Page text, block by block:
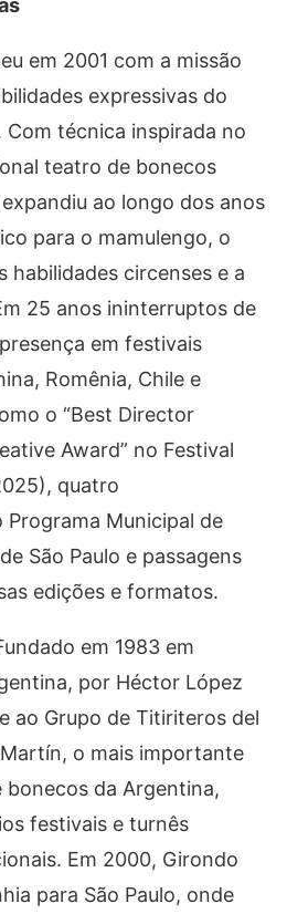
em 2001 com a missão
expressivas do
técnica inspirada no
teatro de bonecos
ao longo dos anos
para o mamulengo, o
habilidades circenses e a
25 anos ininterruptos de
em festivais
Romênia, Chile e
o “Best Director
Award” no Festival
quatro
Municipal de
São Paulo e passagens
edições e formatos.
em 1983 em
por Héctor López
ao Grupo de Titiriteros del
o mais importante
da Argentina,
festivais e turnês
Em 2000, Girondo
para São Paulo, onde